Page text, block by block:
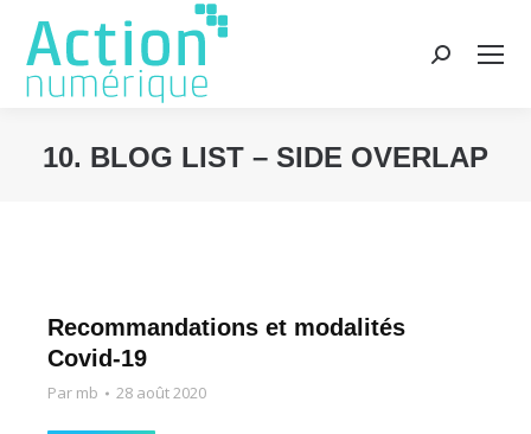
Recherche
10. BLOG LIST – SIDE OVERLAP
Recommandations et modalités
Covid-19
Par mb 28 août 2020